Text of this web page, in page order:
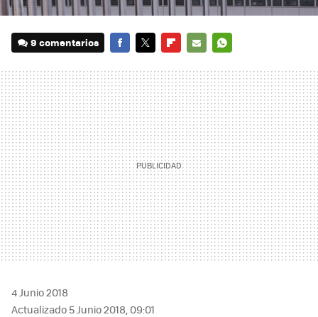
9 comentarios
MAIL
4 Junio 2018
Actualizado 5 Junio 2018, 09:01